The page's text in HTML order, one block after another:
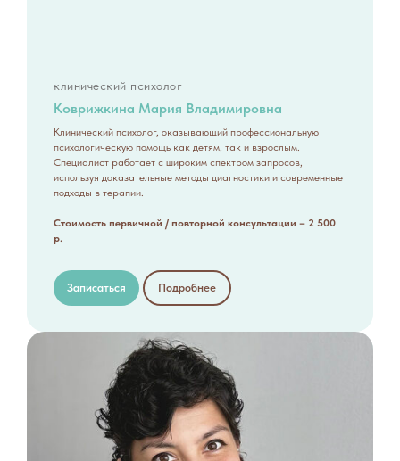
клинический психолог
Коврижкина Мария Владимировна
Клинический психолог, оказывающий профессиональную
психологическую помощь как детям, так и взрослым.
Специалист работает с широким спектром запросов,
используя доказательные методы диагностики и современные
подходы в терапии.
Стоимость первичной / повторной консультации – 2 500
р.
Записаться Подробнее